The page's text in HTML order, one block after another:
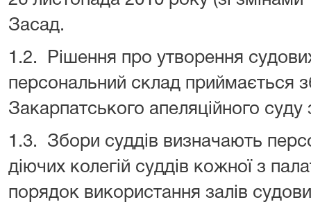
Засад.
1.2. Рішення про утворення судових
персональний склад приймається
Закарпатського апеляційного
1.3. Збори суддів визначають
діючих колегій суддів кожної з
порядок використання залів